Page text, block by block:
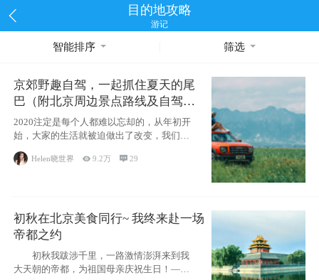
目的地攻略
游记
智能排序 筛选
京郊野趣自驾，一起抓住夏天的尾
巴（附北京周边景点路线及自驾攻
略）
2020注定是每个人都难以忘却的，从年初开
始，大家的生活就被迫做出了改变，我们也
不例外。本来双双辞职是为
Helen晓世界 9.2万 29
初秋在北京美食同行~ 我终来赴一场
帝都之约
初秋我跋涉千里，一路激情澎湃来到我
大天朝的帝都，为祖国母亲庆祝生日！——